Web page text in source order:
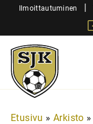
SiirryIlmoittautuminen |
Sjk-
Juniorit
Etusivu » Arkisto »